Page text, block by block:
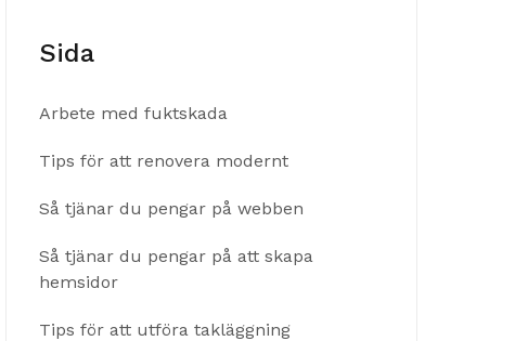
Sida
Arbete med fuktskada
Tips för att renovera modernt
Så tjänar du pengar på webben
Så tjänar du pengar på att skapa
hemsidor
Tips för att utföra takläggning